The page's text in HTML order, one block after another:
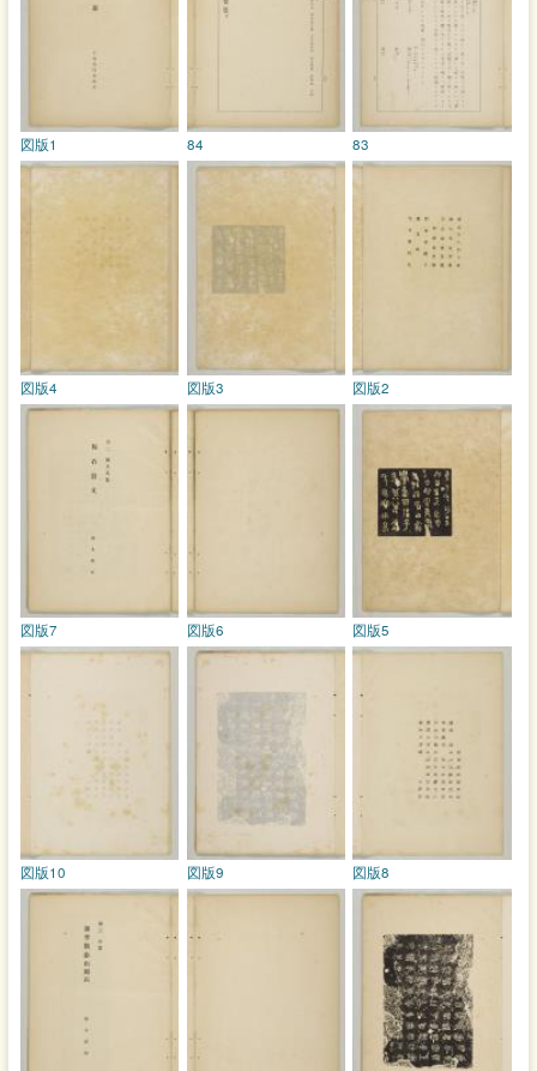
83
84
図版1
図版2
図版3
図版4
図版5
図版6
図版7
図版8
図版9
図版10